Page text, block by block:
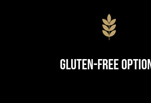
Gluten-Free